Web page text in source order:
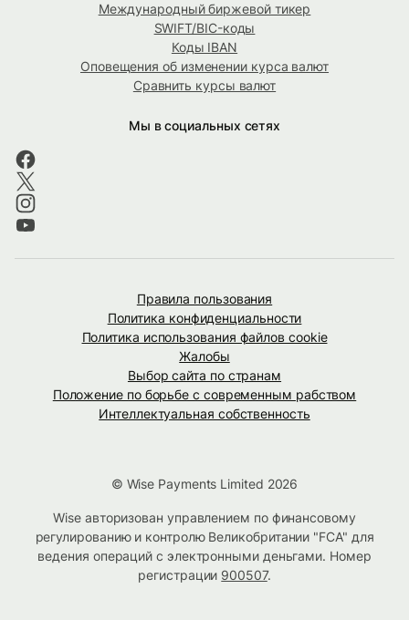
Международный биржевой тикер
SWIFT/BIC-коды
Коды IBAN
Оповещения об изменении курса валют
Сравнить курсы валют
Мы в социальных сетях
Правила пользования
Политика конфиденциальности
Политика использования файлов cookie
Жалобы
Выбор сайта по странам
Положение по борьбе с современным рабством
Интеллектуальная собственность
© Wise Payments Limited 2026
Wise авторизован управлением по финансовому
регулированию и контролю Великобритании "FCA" для
ведения операций с электронными деньгами. Номер
регистрации 900507.